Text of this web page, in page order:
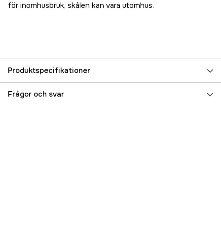
för inomhusbruk, skålen kan vara utomhus.
Produktspecifikationer
Referensnummer 3000006491
Frågor och svar